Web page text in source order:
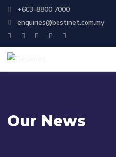
+603-8800 7000
enquiries@bestinet.com.my
Our News